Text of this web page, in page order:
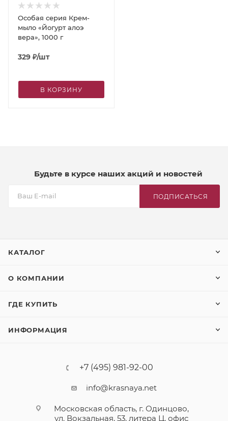
Особая серия Крем-
мыло «Йогурт алоэ
вера», 1000 г
329 ₽/шт
В КОРЗИНУ
Будьте в курсе наших акций и новостей
ПОДПИСАТЬСЯ
КАТАЛОГ
О КОМПАНИИ
ГДЕ КУПИТЬ
ИНФОРМАЦИЯ
+7 (495) 981-92-00
info@krasnaya.net
Московская область, г. Одинцово,
ул. Вокзальная, 53, литера Ц, офис